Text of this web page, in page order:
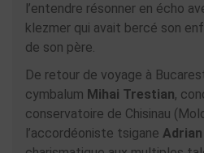
l’entendre résonner en écho
klezmer qui avait bercé son
de son père.
De retour de voyage à
cymbalum Mihai Trestian,
conservatoire de Chisinau
l’accordéoniste tsigane